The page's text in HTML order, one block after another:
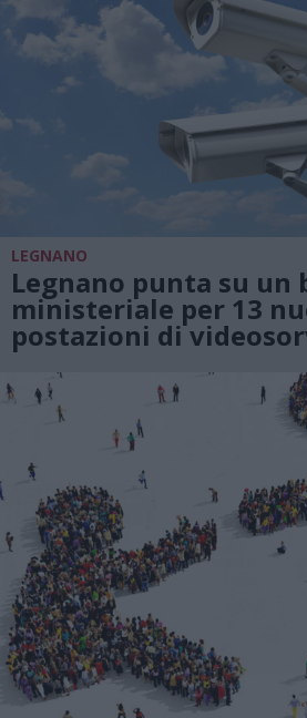
LEGNANO
Legnano punta su un
ministeriale per 13
postazioni di